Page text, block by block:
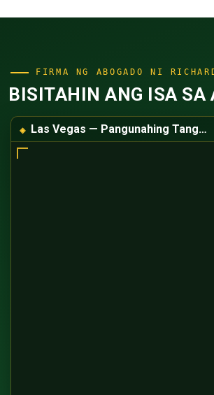
FIRMA NG ABOGADO NI
BISITAHIN ANG ISA SA
Las Vegas — Pangunahing Tanggapan